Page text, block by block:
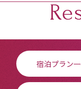
宿泊プラン